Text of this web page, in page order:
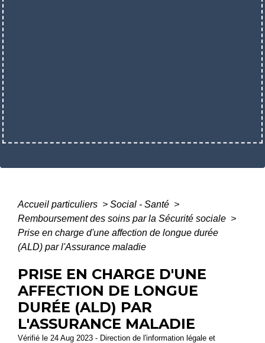
Accueil particuliers > Social - Santé >
Remboursement des soins par la Sécurité sociale >
Prise en charge d'une affection de longue durée
(ALD) par l'Assurance maladie
PRISE EN CHARGE D'UNE
AFFECTION DE LONGUE
DURÉE (ALD) PAR
L'ASSURANCE MALADIE
Vérifié le 24 Aug 2023 - Direction de l'information légale et